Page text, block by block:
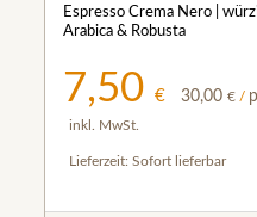
Espresso Crema Nero |
Arabica & Robusta
7,50 € 30,00 € /
inkl. MwSt.
Lieferzeit: Sofort lieferbar